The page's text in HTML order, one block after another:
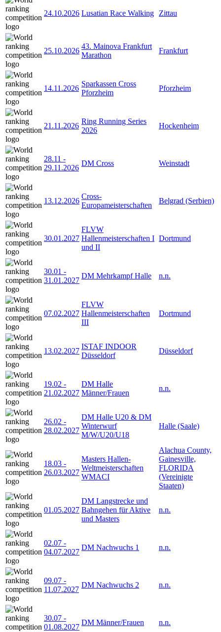
24.10.2026 Lusatian Race Walking Zittau
25.10.2026
43. Mainova Frankfurt
Marathon
Frankfurt
14.11.2026
Sparkassen Cross
Pforzheim
Pforzheim
21.11.2026
Ring Running Series
2026
Hockenheim
28.11 -
29.11.2026
DM Cross Weinstadt
13.12.2026
Cross-
Europameisterschaften
Belgrad (Serbien)
30.01.2027
FLVW
Hallenmeisterschaften I
und II
Dortmund
30.01 -
31.01.2027
DM Mehrkampf Halle n.n.
07.02.2027
FLVW
Hallenmeisterschaften
III
Dortmund
13.02.2027
ISTAF INDOOR
Düsseldorf
Düsseldorf
19.02 -
21.02.2027
DM Halle
Männer/Frauen
n.n.
26.02 -
28.02.2027
DM Halle U20 & DM
Winterwurf
M/W/U20/U18
Halle (Saale)
18.03 -
26.03.2027
Masters Hallen-
Weltmeisterschaften
WMACI
Alachua County,
Gainesville,
FLORIDA
(Vereinigte
Staaten)
01.05.2027
DM Langstrecke und
Bahngehen für Aktive
und Masters
n.n.
02.07 -
04.07.2027
DM Nachwuchs 1 n.n.
09.07 -
11.07.2027
DM Nachwuchs 2 n.n.
30.07 -
01.08.2027
DM Männer/Frauen n.n.